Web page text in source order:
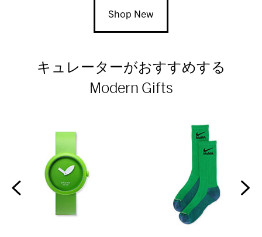
Shop New
キュレーターがおすすめする
Modern Gifts